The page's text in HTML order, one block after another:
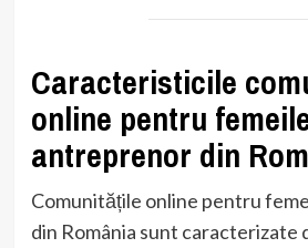
Caracteristicile
online pentru
antreprenor din
Comunitățile online pentru
din România sunt caracterizate